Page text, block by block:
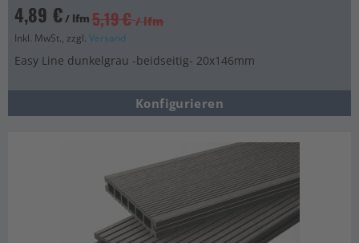
4,89 €/ lfm 5,19 € / lfm
Inkl. MwSt., zzgl. Versand
Easy Line dunkelgrau -beidseitig- 20x146mm
Konfigurieren